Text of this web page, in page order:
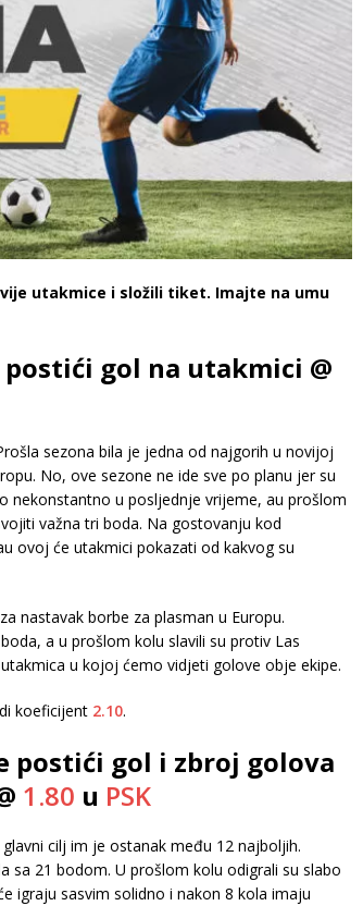
utakmice i složili tiket. Imajte na umu
gol na utakmici @
sezona bila je jedna od najgorih u novijoj
No, ove sezone ne ide sve po planu jer su
nekonstantno u posljednje vrijeme, au prošlom
važna tri boda. Na gostovanju kod
ovoj će utakmici pokazati od kakvog su
nastavak borbe za plasman u Europu.
a u prošlom kolu slavili su protiv Las
u kojoj ćemo vidjeti golove obje ekipe.
koeficijent 2.10.
postići gol i zbroj golova
1.80 u PSK
cilj im je ostanak među 12 najboljih.
sa 21 bodom. U prošlom kolu odigrali su slabo
igraju sasvim solidno i nakon 8 kola imaju